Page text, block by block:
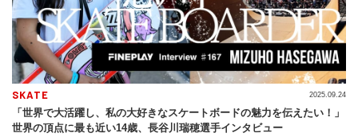
SKATE
「世界で大活躍し、私の大好きなスケートボードの魅力を伝えたい！」
世界の頂点に最も近い14歳、長谷川瑞穂選手インタビュー
2025.09.24